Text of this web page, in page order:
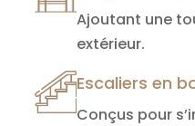
Ajoutant une
extérieur.
Escaliers en
Conçus pour